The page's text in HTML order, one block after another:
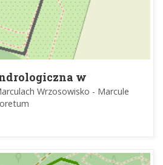
w
Wrzosowisko - Marcule